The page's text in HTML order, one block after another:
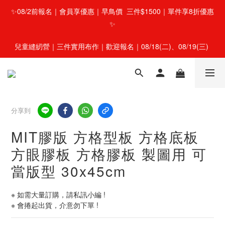
✨08/2前報名｜會員享優惠｜早鳥價  三件$1500｜單件享8折優惠
✨
兒童縫紉營｜三件實用布作｜歡迎報名｜08/18(二)、08/19(三)
分享到
MIT膠版 方格型板 方格底板
方眼膠板 方格膠板 製圖用 可
當版型 30x45cm
※ 如需大量訂購，請私訊小編 !
※ 會捲起出貨，介意勿下單 !